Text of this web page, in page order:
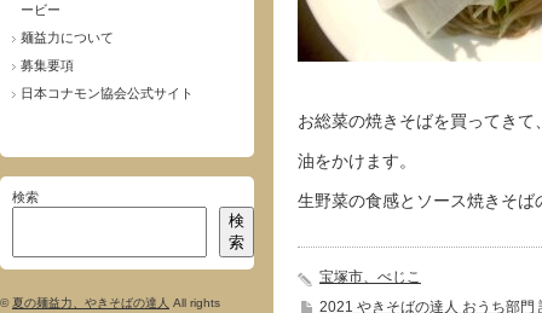
ービー
麺益力について
募集要項
日本コナモン協会公式サイト
検索
検
索
©夏の麺益力、やきそばの達人 All rights
お総菜の焼きそばを買ってき
油をかけます。
生野菜の食感とソース焼きそば
宝塚市、べじこ
2021 やきそばの達人 おうち部門